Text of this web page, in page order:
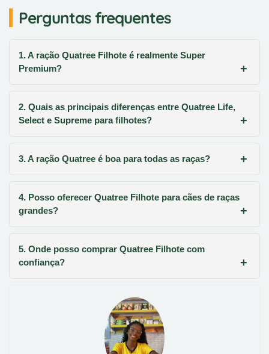
Perguntas frequentes
1. A ração Quatree Filhote é realmente Super
Premium?
2. Quais as principais diferenças entre Quatree Life,
Select e Supreme para filhotes?
3. A ração Quatree é boa para todas as raças?
4. Posso oferecer Quatree Filhote para cães de raças
grandes?
5. Onde posso comprar Quatree Filhote com
confiança?